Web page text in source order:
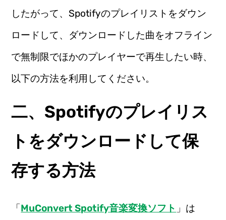
したがって、Spotifyのプレイリストをダウン
ロードして、ダウンロードした曲をオフライン
で無制限でほかのプレイヤーで再生したい時、
以下の方法を利用してください。
二、Spotifyのプレイリス
トをダウンロードして保
存する方法
「MuConvert Spotify音楽変換ソフト 」は